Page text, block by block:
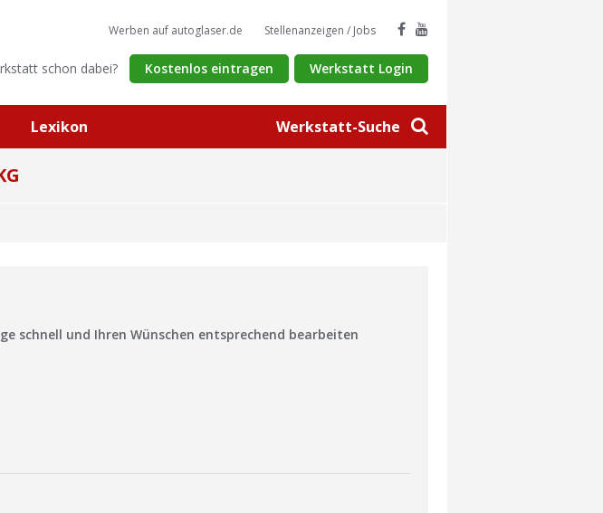
Werkstatt-Suche
Werben auf autoglaser.de Stellenanzeigen / Jobs
schon dabei? Kostenlos eintragen Werkstatt Login
Lexikon
schnell und Ihren Wünschen entsprechend bearbeiten